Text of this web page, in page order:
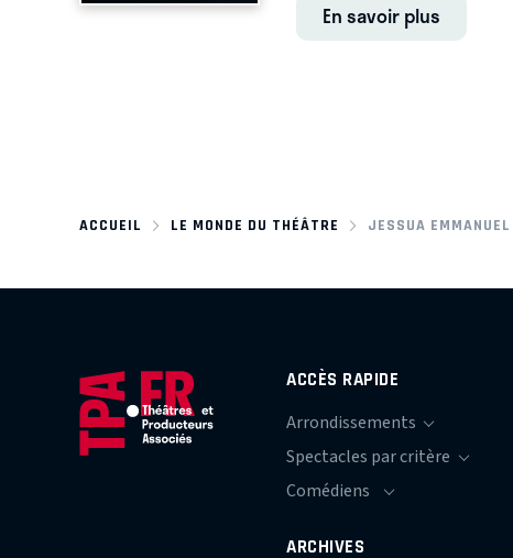
En savoir plus
ACCUEIL LE MONDE DU THÉÂTRE JESSUA EMMANUEL
ACCÈS RAPIDE
ARCHIVES